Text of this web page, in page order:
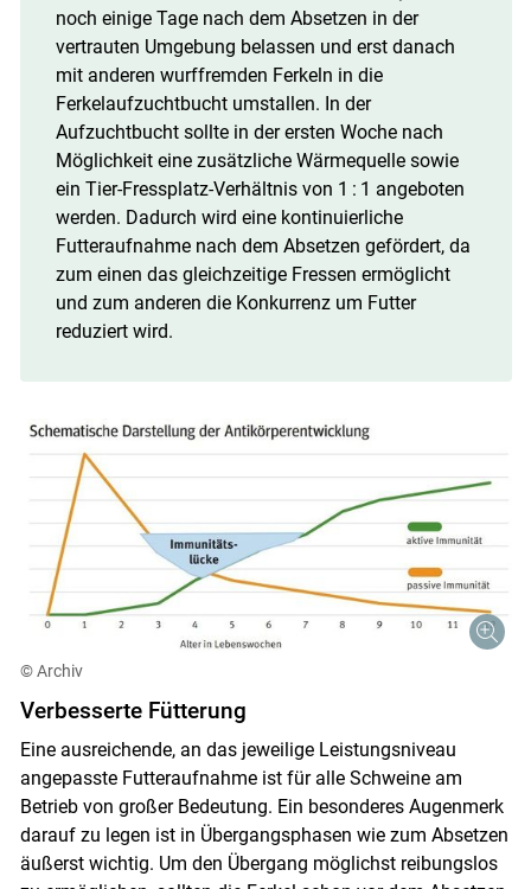
noch einige Tage nach dem Absetzen in der
vertrauten Umgebung belassen und erst danach
mit anderen wurffremden Ferkeln in die
Ferkelaufzuchtbucht umstallen. In der
Aufzuchtbucht sollte in der ersten Woche nach
Möglichkeit eine zusätzliche Wärmequelle sowie
ein Tier-Fressplatz-Verhältnis von 1 : 1 angeboten
werden. Dadurch wird eine kontinuierliche
Futteraufnahme nach dem Absetzen gefördert, da
zum einen das gleichzeitige Fressen ermöglicht
und zum anderen die Konkurrenz um Futter
reduziert wird.
© Archiv
Verbesserte Fütterung
Eine ausreichende, an das jeweilige Leistungsniveau
angepasste Futteraufnahme ist für alle Schweine am
Betrieb von großer Bedeutung. Ein besonderes Augenmerk
darauf zu legen ist in Übergangsphasen wie zum Absetzen
äußerst wichtig. Um den Übergang möglichst reibungslos